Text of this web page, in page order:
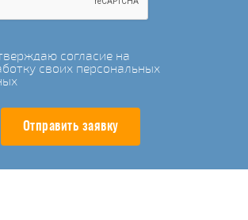
согласие на
своих персональных
Отправить заявку